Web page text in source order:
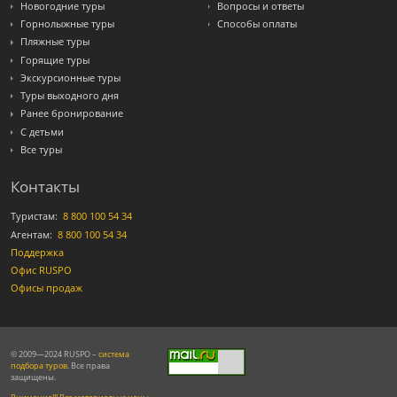
Новогодние туры
Горнолыжные туры
Пляжные туры
Горящие туры
Экскурсионные туры
Туры выходного дня
Ранее бронирование
С детьми
Все туры
Вопросы и ответы
Способы оплаты
Контакты
Туристам: 8 800 100 54 34
Агентам: 8 800 100 54 34
Поддержка
Офис RUSPO
Офисы продаж
© 2009—2024 RUSPO – система
подбора туров. Все права
защищены.